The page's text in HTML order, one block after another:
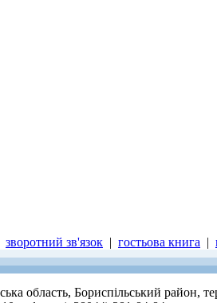
зворотний зв'язок | гостьова книга |
область, Бориспільський район,